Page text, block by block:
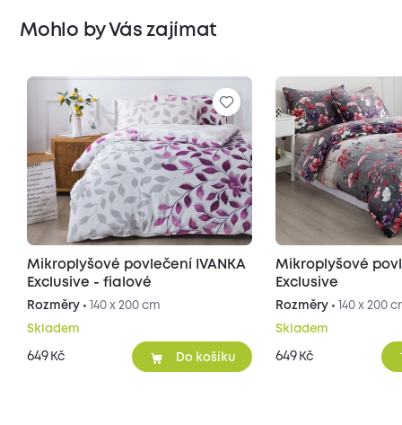
Mohlo by Vás zajímat
Mikroplyšové povlečení IVANKA
Exclusive - fialové
Rozměry • 140 x 200 cm
Skladem
649 Kč Do košíku
Mikroplyšové
Exclusive
Rozměry • 140 x 200
Skladem
649 Kč